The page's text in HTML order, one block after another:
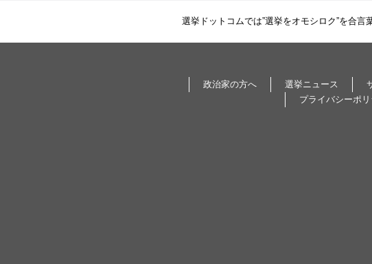
選挙ドットコムでは”選挙をオモシロク”を合
政治家の方へ 選挙ニュース
プライバシーポ